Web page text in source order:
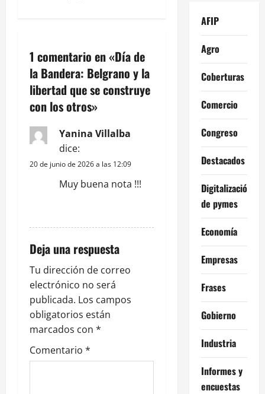
c
i
ó
n
d
e
n
t
r
a
d
a
s
1 comentario en «Día de
la Bandera: Belgrano y la
libertad que se construye
con los otros»
Yanina Villalba
dice:
20 de junio de 2026 a las 12:09
Muy buena nota !!!
Deja una respuesta
Tu dirección de correo
electrónico no será
publicada. Los campos
obligatorios están
marcados con *
Comentario *
AFIP
Agro
Coberturas
Comercio
Congreso
Destacados
Digitalización
de pymes
Economía
Empresas
Frases
Gobierno
Industria
Informes y
encuestas